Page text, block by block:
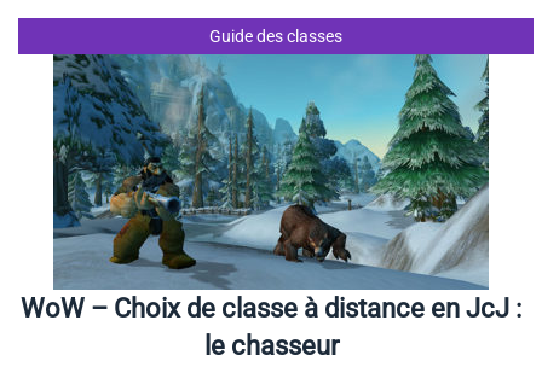
Guide des classes
WoW – Choix de classe à distance en JcJ :
le chasseur